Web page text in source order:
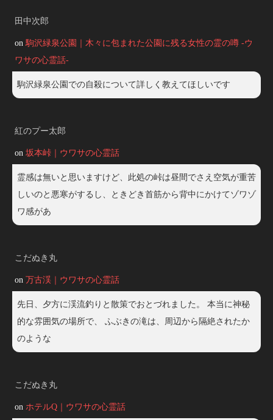
田中次郎
on駒沢緑泉公園｜木々に包まれた公園に残る女性の霊の噂 -ウ
ワサの心霊話-
駒沢緑泉公園での自殺について詳しく教えてほしいです
紅のプー太郎
on 坂本峠｜ウワサの心霊話
霊感は無いと思いますけど、此処の峠は昼間でさえ空気が重苦
しいのと悪寒がするし、ときどき首筋から背中にかけてゾワゾ
ワ感があ
こだぬき丸
on 万古渓｜ウワサの心霊話
先日、夕方に渓流釣りと散策でおとづれました。 本当に神秘
的な雰囲気の場所で、 ふぶきの滝は、周辺から隔絶されたか
のような
こだぬき丸
on ホテルQ｜ウワサの心霊話